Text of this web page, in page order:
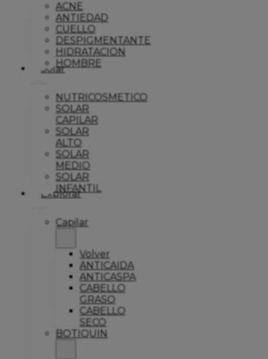
ACNE
ANTIEDAD
CUELLO
DESPIGMENTANTE
HIDRATACION
HOMBRE
Solar
NUTRICOSMETICO
SOLAR
CAPILAR
SOLAR
ALTO
SOLAR
MEDIO
SOLAR
INFANTIL
Explorar
Capilar
Volver
ANTICAIDA
ANTICASPA
CABELLO
GRASO
CABELLO
SECO
BOTIQUIN